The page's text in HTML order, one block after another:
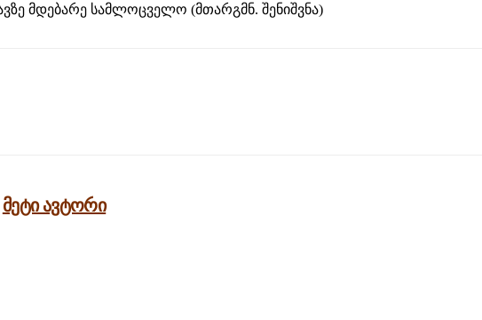
მდებარე სამლოცველო (მთარგმნ. შენიშვნა)
მეტი ავტორი